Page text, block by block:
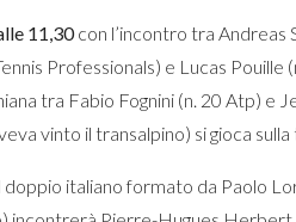
11,30con l’incontro tra Andreas
Professionals) e Lucas Pouille
tra Fabio Fognini (n. 20 Atp) e
vinto il transalpino) si gioca
doppio italiano formato da Paolo